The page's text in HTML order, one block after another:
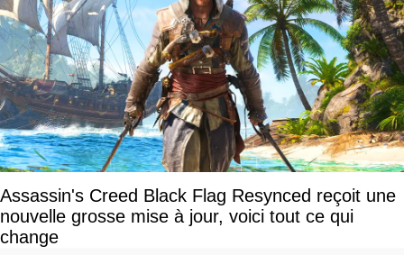
Assassin's Creed Black Flag Resynced reçoit une
nouvelle grosse mise à jour, voici tout ce qui
change